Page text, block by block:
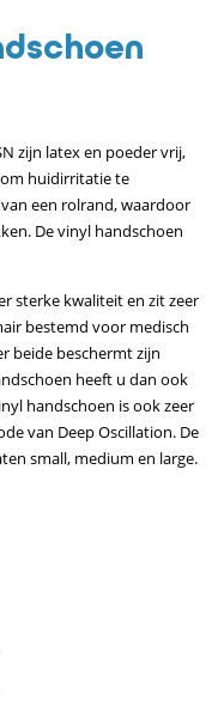
zijn latex en poeder vrij,
huidirritatie te
een rolrand, waardoor
De vinyl handschoen
sterke kwaliteit en zit zeer
bestemd voor medisch
beide beschermt zijn
heeft u dan ook
handschoen is ook zeer
van Deep Oscillation. De
small, medium en large.